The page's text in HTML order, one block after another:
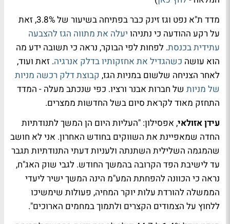
מדד ת"א נפט וגז זינק כבר בפתיחה בשיעור של 3.8%, זאת
על רקע ההודעה כי נתניהו יעלה את מתווה הגז להצבעה
עתידית בכנסת. לפחות לפי הבוקר, נראה כי תשובה ידע מה
הוא עושה כשהגדיל את אחזקותיו בדלק אנרגיה. זאת ועוד,
לאחר הצניחה שלשום במניות הגז, קבוצת דלק רכשה מניות
של מניות של חברות אבנר ורציו. כפי שנכתב מעלה - המדד
התחזק מאוד לקראת סיום בשל החדשות ממצרים.
עידן אזולאי, אפסילון: "העליות היום הן המשך לתנודתיות
החדה שמאפיינת את השווקים בחודש האחרון. אני לא חושב
שהמגמה השלילית השתנתה ולעניות דעתי התנודתיות תגבר
עד לישיבת הפד הקרובה בהמשך החודש. לגבי שוק האג"ח,
נראה כי הכוונה להפחתת המע"מ הינה המשך ישיר ליעדי
הממשלה להורדת עלות יוקר המחיה, פעולות שימשיכו
ללחוץ על הצמודים הקצרים ולתמוך במחמים הארוכים".